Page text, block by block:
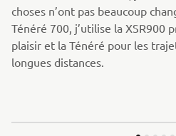
choses n’ont pas beaucoup
Ténéré 700, j’utilise la XSR900
plaisir et la Ténéré pour les
longues distances.